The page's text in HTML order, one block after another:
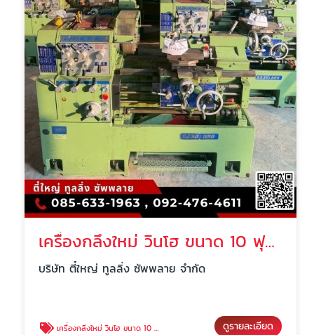
เครื่องกลึงใหม่ วินโฮ ขนาด 10 ฟุต นครปฐม
บริษัท ตี๋ใหญ่ ทูลลิ่ง ซัพพลาย จำกัด
เครื่องกลึงใหม่ วินโฮ ขนาด 10 ฟุต นครปฐม ดูรายละเอียด